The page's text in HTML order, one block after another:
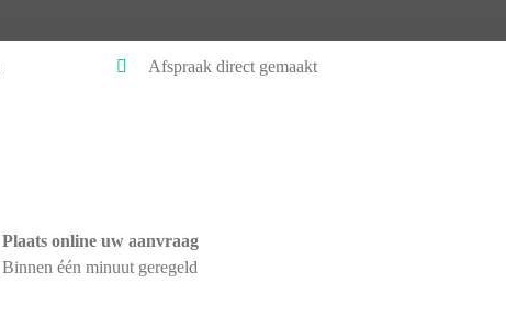
Afspraak direct gemaakt
Plaats online uw aanvraag
Binnen één minuut geregeld